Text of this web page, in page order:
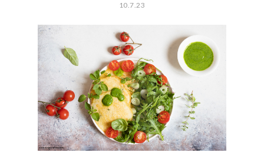
10.7.23